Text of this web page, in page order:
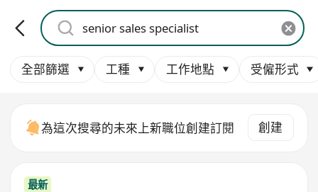
全部篩選 工種 工作地點 受僱形式
為這次搜尋的未來上新職位創建訂閱 創建
最新